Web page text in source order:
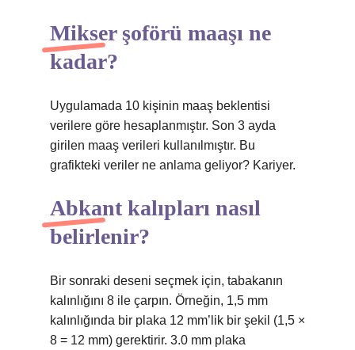
Mikser şoförü maaşı ne
kadar?
Uygulamada 10 kişinin maaş beklentisi
verilere göre hesaplanmıştır. Son 3 ayda
girilen maaş verileri kullanılmıştır. Bu
grafikteki veriler ne anlama geliyor? Kariyer.
Abkant kalıpları nasıl
belirlenir?
Bir sonraki deseni seçmek için, tabakanın
kalınlığını 8 ile çarpın. Örneğin, 1,5 mm
kalınlığında bir plaka 12 mm’lik bir şekil (1,5 ×
8 = 12 mm) gerektirir. 3.0 mm plaka